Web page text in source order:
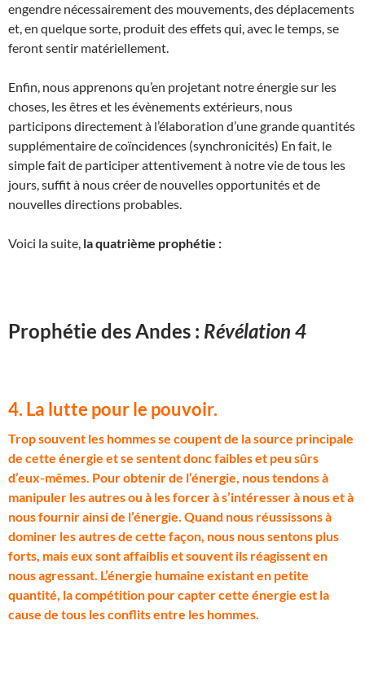
engendre nécessairement des mouvements, des déplacements
et, en quelque sorte, produit des effets qui, avec le temps, se
feront sentir matériellement.
Enfin, nous apprenons qu’en projetant notre énergie sur les
choses, les êtres et les évènements extérieurs, nous
participons directement à l’élaboration d’une grande quantités
supplémentaire de coïncidences (synchronicités) En fait, le
simple fait de participer attentivement à notre vie de tous les
jours, suffit à nous créer de nouvelles opportunités et de
nouvelles directions probables.
Voici la suite, la quatrième prophétie :
Prophétie des Andes : Révélation 4
4. La lutte pour le pouvoir.
Trop souvent les hommes se coupent de la source principale
de cette énergie et se sentent donc faibles et peu sûrs
d’eux-mêmes. Pour obtenir de l’énergie, nous tendons à
manipuler les autres ou à les forcer à s’intéresser à nous et à
nous fournir ainsi de l’énergie. Quand nous réussissons à
dominer les autres de cette façon, nous nous sentons plus
forts, mais eux sont affaiblis et souvent ils réagissent en
nous agressant. L’énergie humaine existant en petite
quantité, la compétition pour capter cette énergie est la
cause de tous les conflits entre les hommes.